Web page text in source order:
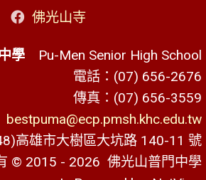
佛光山寺
學 Pu-Men Senior High School
電話：(07) 656-2676
傳真：(07) 656-3559
bestpuma@ecp.pmsh.khc.edu.tw
高雄市大樹區大坑路 140-11 號
© 2015 - 2026 佛光山普門中學